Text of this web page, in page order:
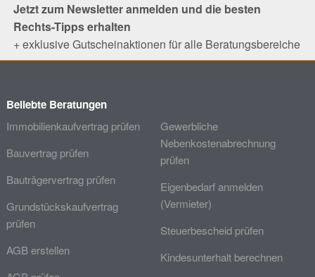
Jetzt zum Newsletter anmelden und die besten
Rechts-Tipps erhalten
+ exklusive Gutscheinaktionen für alle Beratungsbereiche
Beliebte Beratungen
Immobilienkaufvertrag prüfen
Bauvertrag prüfen
Bauträgervertrag prüfen
Grundstückskaufvertrag
prüfen
AGB erstellen
Gewerbliche
Nebenkostenabrechnung
prüfen
Eigenbedarf anmelden
(Vermieter)
Steuerbescheid prüfen
Kindesunterhalt berechnen